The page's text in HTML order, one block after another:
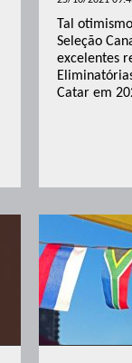
Tal
Seleção
excelentes
Catar em